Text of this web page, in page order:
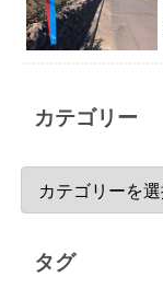
カテゴリー
タグ